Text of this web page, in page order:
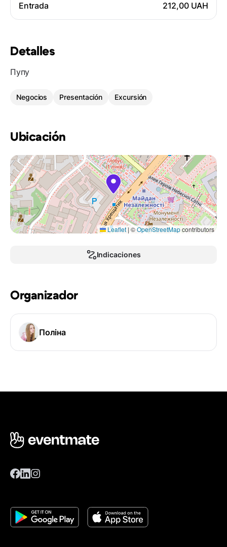
Entrada 212,00 UAH
Detalles
Пупу
Negocios Presentación Excursión
Ubicación
Leaflet | ©OpenStreetMapcontributors
Indicaciones
Organizador
Поліна